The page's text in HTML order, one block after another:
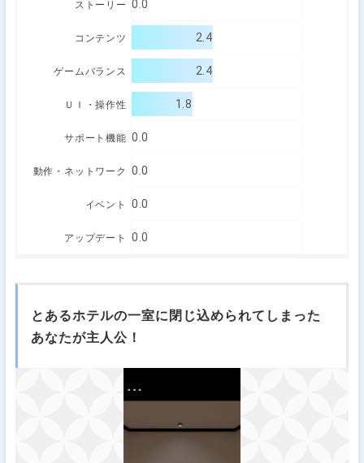
ストーリー 0.0
コンテンツ 2.4
ゲームバランス 2.4
ＵＩ・操作性 1.8
サポート機能 0.0
動作・ネットワーク 0.0
イベント 0.0
アップデート 0.0
とあるホテルの一室に閉じ込められてしまった
あなたが主人公！